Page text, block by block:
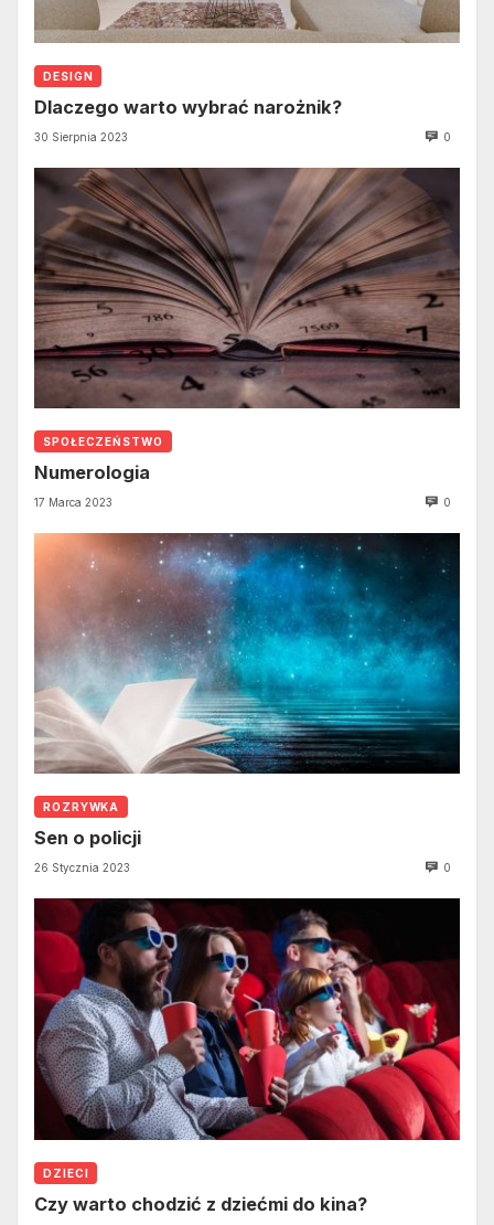
DESIGN
Dlaczego warto wybrać narożnik?
30 Sierpnia 2023 0
SPOŁECZEŃSTWO
Numerologia
17 Marca 2023 0
ROZRYWKA
Sen o policji
26 Stycznia 2023 0
DZIECI
Czy warto chodzić z dziećmi do kina?